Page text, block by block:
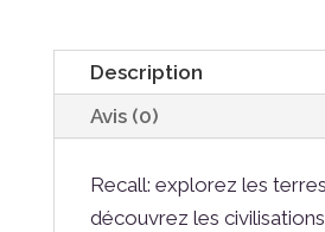
Description
Avis (0)
Recall: explorez les
découvrez les